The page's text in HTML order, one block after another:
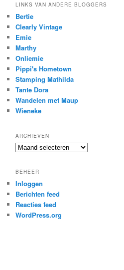
LINKS VAN ANDERE BLOGGERS
Bertie
Clearly Vintage
Emie
Marthy
Onliemie
Pippi's Hometown
Stamping Mathilda
Tante Dora
Wandelen met Maup
Wieneke
ARCHIEVEN
Archieven
BEHEER
Inloggen
Berichten feed
Reacties feed
WordPress.org